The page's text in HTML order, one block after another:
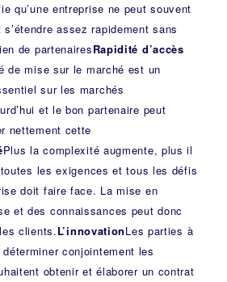
qu’une entreprise ne peut souvent
assez rapidement sans
de partenairesRapidité d’accès
de mise sur le marché est un
sur les marchés
et le bon partenaire peut
nettement cette
Plus la complexité augmente, plus il
les exigences et tous les défis
doit faire face. La mise en
et des connaissances peut donc
clients.L’innovationLes parties à
conjointement les
obtenir et élaborer un contrat